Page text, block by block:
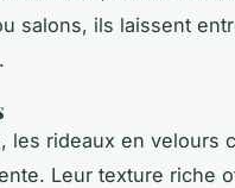
salons, ils laissent
.
les rideaux en velours
Leur texture riche